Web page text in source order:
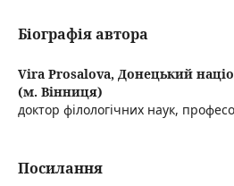
Біографія автора
Vira Prosalova, Донецький
(м. Вінниця)
доктор філологічних наук,
Посилання